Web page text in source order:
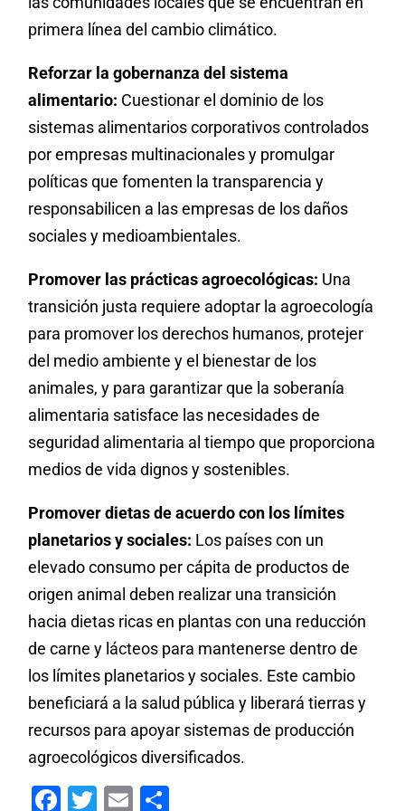
primera línea del cambio climático.
Reforzar la gobernanza del sistema
alimentario: Cuestionar el dominio de los
sistemas alimentarios corporativos controlados
por empresas multinacionales y promulgar
políticas que fomenten la transparencia y
responsabilicen a las empresas de los daños
sociales y medioambientales.
Promover las prácticas agroecológicas: Una
transición justa requiere adoptar la agroecología
para promover los derechos humanos, protejer
del medio ambiente y el bienestar de los
animales, y para garantizar que la soberanía
alimentaria satisface las necesidades de
seguridad alimentaria al tiempo que proporciona
medios de vida dignos y sostenibles.
Promover dietas de acuerdo con los límites
planetarios y sociales: Los países con un
elevado consumo per cápita de productos de
origen animal deben realizar una transición
hacia dietas ricas en plantas con una reducción
de carne y lácteos para mantenerse dentro de
los límites planetarios y sociales. Este cambio
beneficiará a la salud pública y liberará tierras y
recursos para apoyar sistemas de producción
agroecológicos diversificados.
Facebook
Twitter
Email